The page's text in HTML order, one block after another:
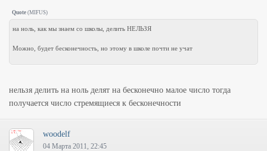
Quote (MIFUS)
на ноль, как мы знаем со школы, делить НЕЛЬЗЯ
Можно, будет бесконечность, но этому в школе почти не учат
нельзя делить на ноль делят на бесконечно малое число тогда
получается число стремящиеся к бесконечности
woodelf
04 Марта 2011, 22:45